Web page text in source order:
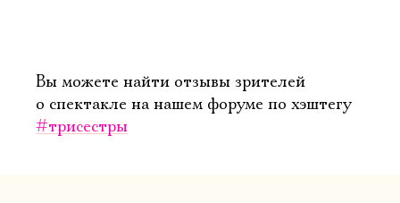
Вы можете найти отзывы зрителей
о спектакле на нашем форуме по хэштегу
#трисестры